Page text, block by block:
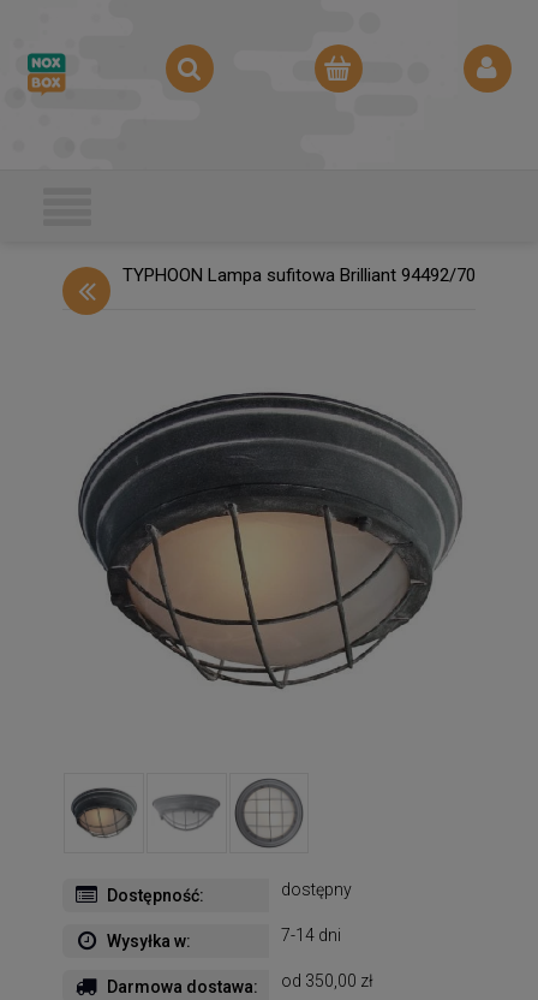
TYPHOON Lampa sufitowa Brilliant 94492/70
Dostępność: dostępny
Wysyłka w: 7-14 dni
Darmowa dostawa: od 350,00 zł